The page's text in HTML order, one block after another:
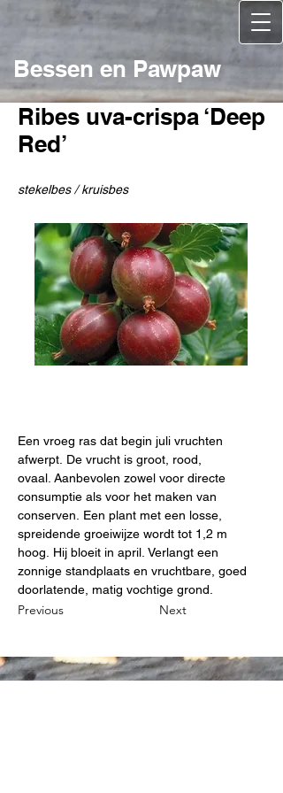
Bessen en Pawpaw
Ribes uva-crispa ‘Deep
Red’
stekelbes / kruisbes
Een vroeg ras dat begin juli vruchten
afwerpt. De vrucht is groot, rood,
ovaal. Aanbevolen zowel voor directe
consumptie als voor het maken van
conserven. Een plant met een losse,
spreidende groeiwijze wordt tot 1,2 m
hoog. Hij bloeit in april. Verlangt een
zonnige standplaats en vruchtbare, goed
doorlatende, matig vochtige grond.
Previous Next